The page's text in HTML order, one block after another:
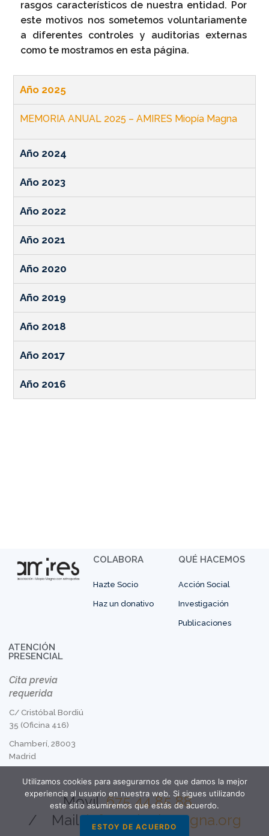
rasgos característicos de nuestra entidad. Por
este motivos nos sometemos voluntariamente
a diferentes controles y auditorias externas
como te mostramos en esta página.
Año 2025
MEMORIA ANUAL 2025 – AMIRES Miopía Magna
Año 2024
Año 2023
Año 2022
Año 2021
Año 2020
Año 2019
Año 2018
Año 2017
Año 2016
COLABORA
Hazte Socio
Haz un donativo
QUÉ HACEMOS
Acción Social
Investigación
Publicaciones
ATENCIÓN
PRESENCIAL
Cita previa
requerida
C/ Cristóbal Bordiú
35 (Oficina 416)
Chamberí, 28003
Madrid
Móvil.675 44 85 88
/
Mail: info@miopiamagna.org
Utilizamos cookies para asegurarnos de que damos la mejor
experiencia al usuario en nuestra web. Si sigues utilizando
este sitio asumiremos que estás de acuerdo.
ESTOY DE ACUERDO